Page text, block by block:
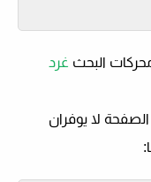
البحث غرد
لا يوفران